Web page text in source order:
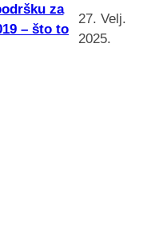
za
– što to
27. Velj.
2025.